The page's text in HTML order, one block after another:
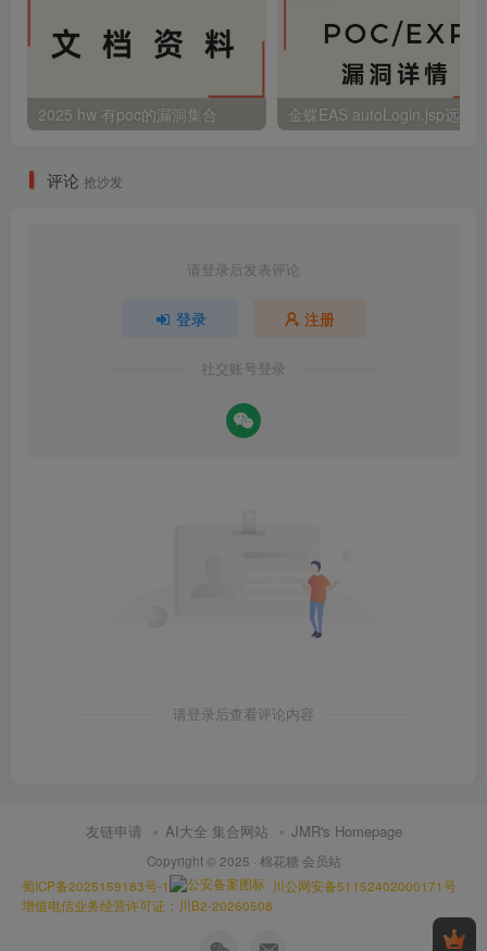
2025 hw 有poc的漏洞集合
评论 抢沙发
请登录后发表评论
登录 注册
社交账号登录
请登录后查看评论内容
友链申请 AI大全 集合网站 JMR's Homepage
Copyright © 2025 · 棉花糖 会员站
蜀ICP备2025159183号-1
川公网安备51152402000171号
增值电信业务经营许可证：川B2-20260508